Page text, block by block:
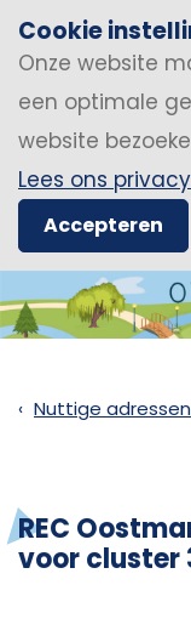
Cookie
Onze website
een optimale
website
Lees ons
Accepteren
Nuttige adressen
REC
voor cluster